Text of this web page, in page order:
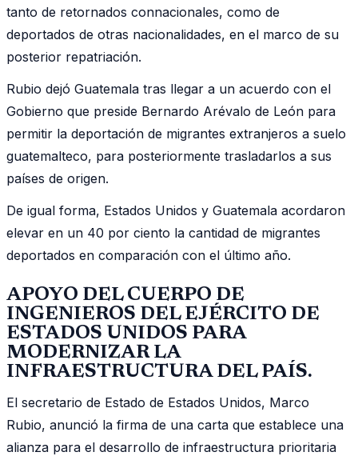
tanto de retornados connacionales, como de
deportados de otras nacionalidades, en el marco de su
posterior repatriación.
Rubio dejó Guatemala tras llegar a un acuerdo con el
Gobierno que preside Bernardo Arévalo de León para
permitir la deportación de migrantes extranjeros a suelo
guatemalteco, para posteriormente trasladarlos a sus
países de origen.
De igual forma, Estados Unidos y Guatemala acordaron
elevar en un 40 por ciento la cantidad de migrantes
deportados en comparación con el último año.
APOYO DEL CUERPO DE
INGENIEROS DEL EJÉRCITO DE
ESTADOS UNIDOS PARA
MODERNIZAR LA
INFRAESTRUCTURA DEL PAÍS.
El secretario de Estado de Estados Unidos, Marco
Rubio, anunció la firma de una carta que establece una
alianza para el desarrollo de infraestructura prioritaria